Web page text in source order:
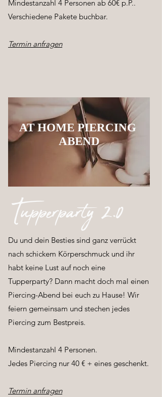
Mindestanzahl 4 Personen ab 60€ p.P..
Verschiedene Pakete buchbar.
Termin anfragen
AT HOME PIERCING
ABEND
Tupperparty 2.0
Du und dein Besties sind ganz verrückt
nach schickem Körperschmuck und ihr
habt keine Lust auf noch eine
Tupperparty? Dann macht doch mal einen
Piercing-Abend bei euch zu Hause! Wir
feiern gemeinsam und stechen jedes
Piercing zum Bestpreis.
Mindestanzahl 4 Personen.
Jedes Piercing nur 40 € + eines geschenkt.
Termin anfragen